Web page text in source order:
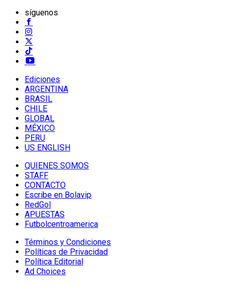
síguenos
Ediciones
ARGENTINA
BRASIL
CHILE
GLOBAL
MÉXICO
PERU
US ENGLISH
QUIENES SOMOS
STAFF
CONTACTO
Escribe en Bolavip
RedGol
APUESTAS
Futbolcentroamerica
Términos y Condiciones
Políticas de Privacidad
Política Editorial
Ad Choices